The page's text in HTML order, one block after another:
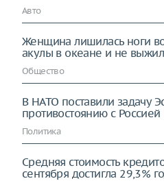
Авто
Женщина лишилась ноги
акулы в океане и не
Общество
В НАТО поставили задачу
противостоянию с Россией
Политика
Средняя стоимость
сентября достигла 29,3%